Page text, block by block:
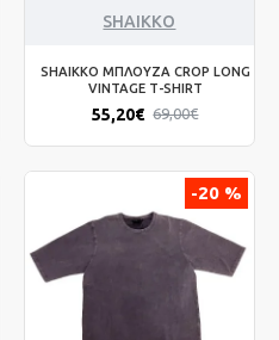
SHAIKKO
SHAIKKO ΜΠΛΟΥΖΑ CROP LONG
VINTAGE T-SHIRT
55,20€ 69,00€
-20 %